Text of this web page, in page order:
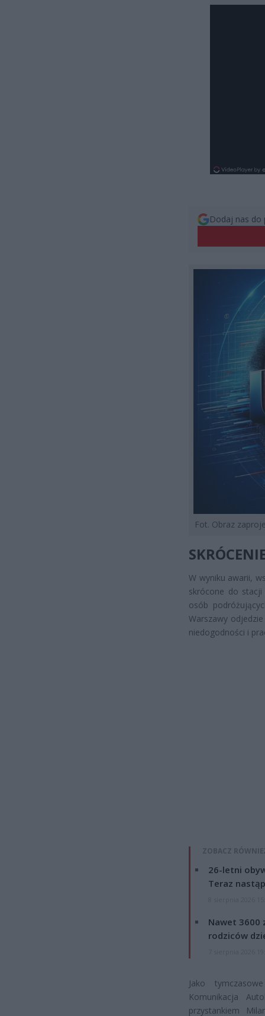
Dodaj nas do
Fot. Obraz
W wyniku awarii,
skrócone do stacji
osób
Warszawy
niedogodności i
ZOBACZ
26-letni
Teraz
Nawet 3600
rodziców
Jako
Komunikacja
przystankiem